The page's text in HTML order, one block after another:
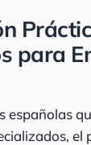
para
españolas
el